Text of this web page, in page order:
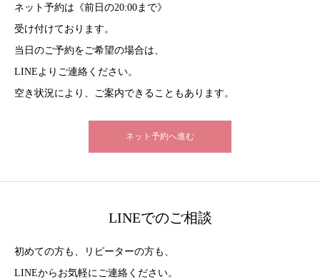
ネット予約は《前日の20:00まで》
受け付けております。
当日のご予約をご希望の場合は、
LINEよりご連絡ください。
空き状況により、ご案内できることもあります。
ネット予約へ進む
LINEでのご相談
初めての方も、リピーターの方も、
LINEからお気軽にご連絡ください。